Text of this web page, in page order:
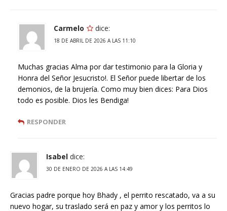
Carmelo dice:
18 DE ABRIL DE 2026 A LAS 11:10
Muchas gracias Alma por dar testimonio para la Gloria y
Honra del Señor Jesucristo!. El Señor puede libertar de los
demonios, de la brujería. Como muy bien dices: Para Dios
todo es posible. Dios les Bendiga!
RESPONDER
Isabel dice:
30 DE ENERO DE 2026 A LAS 14:49
Gracias padre porque hoy Bhady , el perrito rescatado, va a su
nuevo hogar, su traslado será en paz y amor y los perritos lo